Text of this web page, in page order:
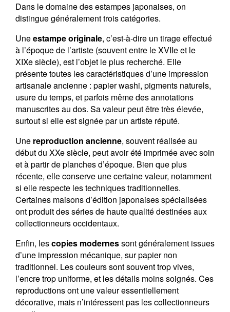
Dans le domaine des estampes japonaises, on
distingue généralement trois catégories.
Uneestampe originale, c’est-à-dire un tirage effectué
à l’époque de l’artiste (souvent entre le XVIIe et le
XIXe siècle), est l’objet le plus recherché. Elle
présente toutes les caractéristiques d’une impression
artisanale ancienne : papier washi, pigments naturels,
usure du temps, et parfois même des annotations
manuscrites au dos. Sa valeur peut être très élevée,
surtout si elle est signée par un artiste réputé.
Une reproduction ancienne, souvent réalisée au
début du XXe siècle, peut avoir été imprimée avec soin
et à partir de planches d’époque. Bien que plus
récente, elle conserve une certaine valeur, notamment
si elle respecte les techniques traditionnelles.
Certaines maisons d’édition japonaises spécialisées
ont produit des séries de haute qualité destinées aux
collectionneurs occidentaux.
Enfin, lescopies modernessont généralement issues
d’une impression mécanique, sur papier non
traditionnel. Les couleurs sont souvent trop vives,
l’encre trop uniforme, et les détails moins soignés. Ces
reproductions ont une valeur essentiellement
décorative, mais n’intéressent pas les collectionneurs